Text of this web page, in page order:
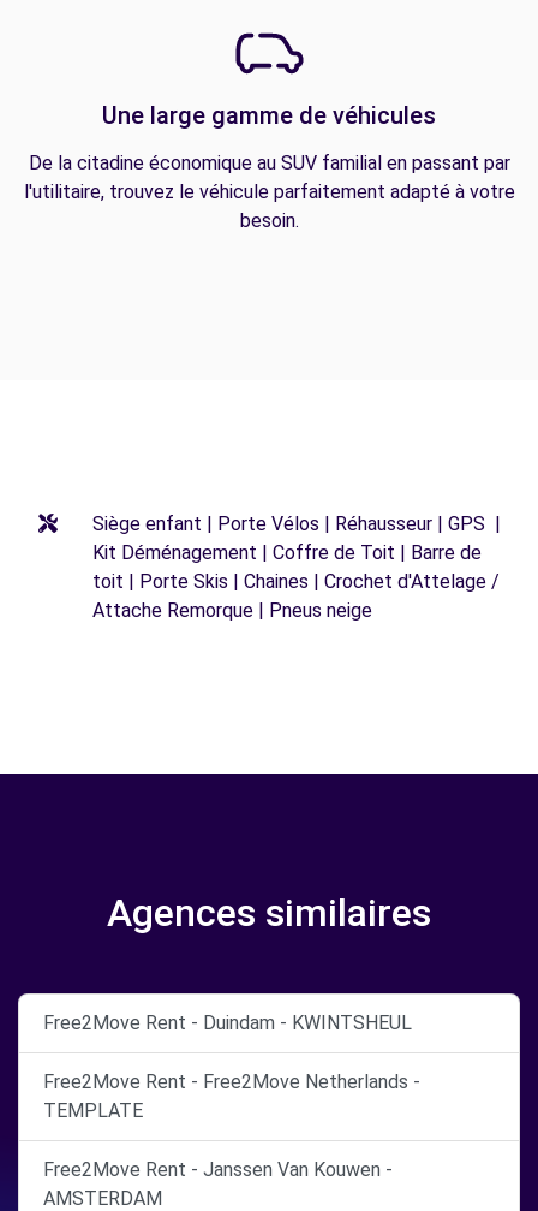
Une large gamme de véhicules
De la citadine économique au SUV familial en passant par
l'utilitaire, trouvez le véhicule parfaitement adapté à votre
besoin.
Siège enfant | Porte Vélos | Réhausseur | GPS |
Kit Déménagement | Coffre de Toit | Barre de
toit | Porte Skis | Chaines | Crochet d'Attelage /
Attache Remorque | Pneus neige
Agences similaires
Free2Move Rent - Duindam - KWINTSHEUL
Free2Move Rent - Free2Move Netherlands -
TEMPLATE
Free2Move Rent - Janssen Van Kouwen -
AMSTERDAM